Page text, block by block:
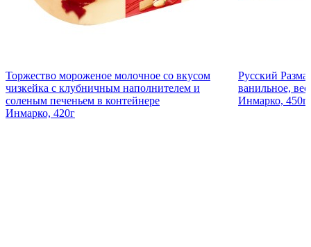
Торжество мороженое молочное со вкусом
чизкейка c клубничным наполнителем и
соленым печеньем в контейнере
Инмарко, 420г
Русский
ванильное,
Инмарко, 450г